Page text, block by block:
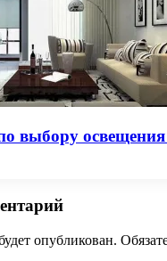
выбору
опубликован.